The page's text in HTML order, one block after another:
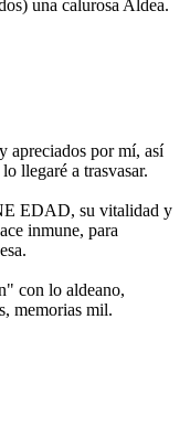
una calurosa Aldea.
apreciados por mí, así
llegaré a trasvasar.
EDAD, su vitalidad y
inmune, para
con lo aldeano,
memorias mil.